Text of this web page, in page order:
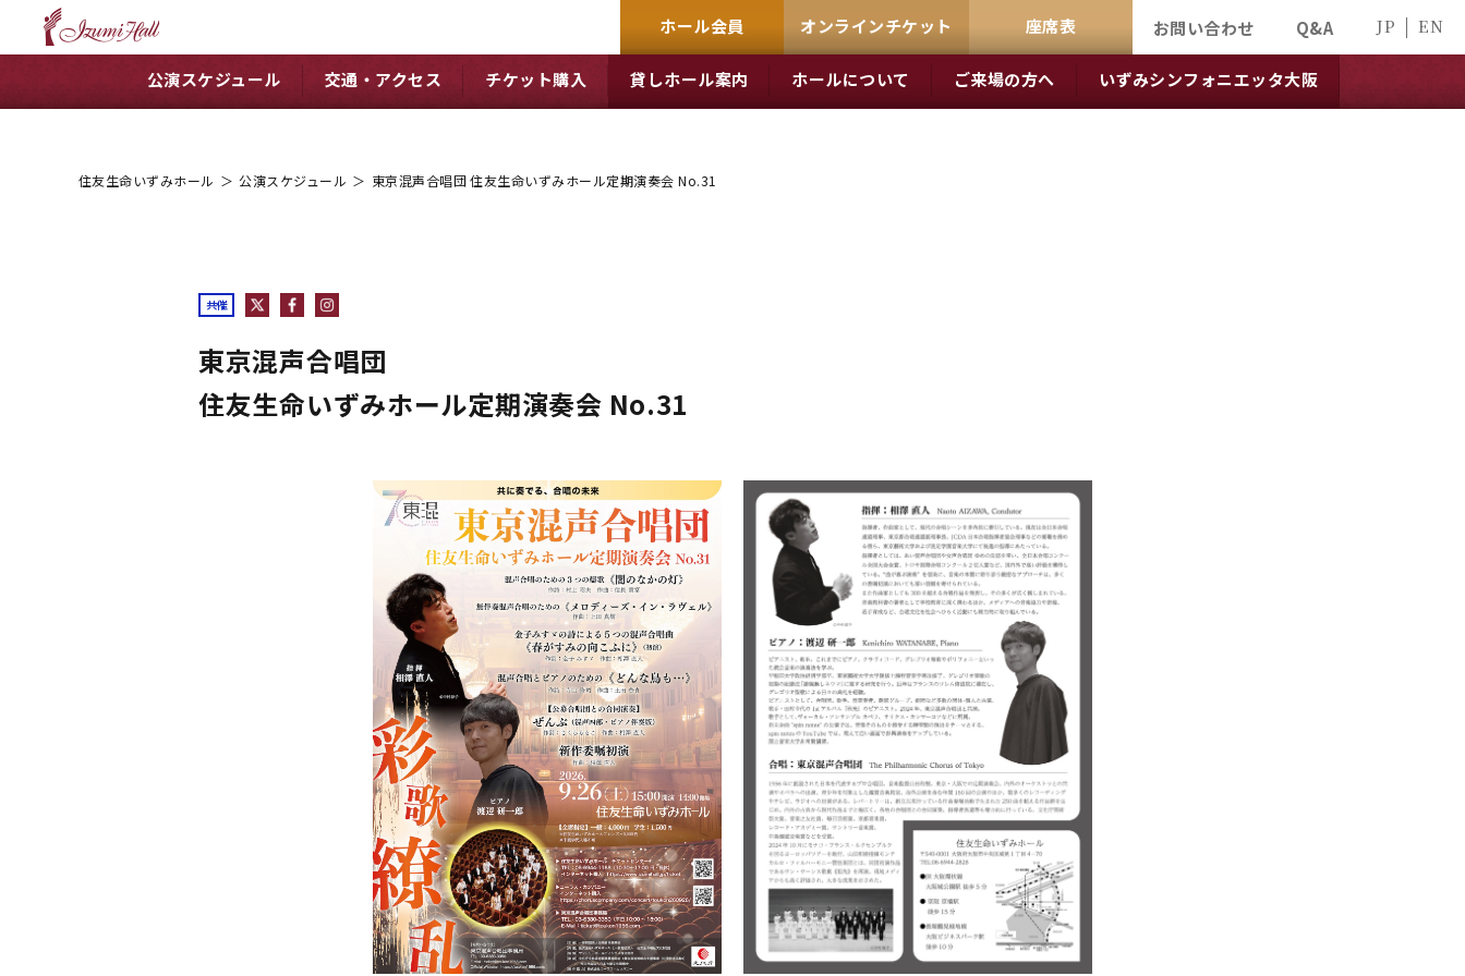
ホール会員 オンラインチケット 座席表 お問い合わせ Q&A JP EN
公演スケジュール 交通・アクセス チケット購入 貸しホール案内 ホールについて ご来場の方へ いずみシンフォニエッタ大阪
住友生命いずみホール ＞ 公演スケジュール ＞ 東京混声合唱団 住友生命いずみホール定期演奏会 No.31
共催
東京混声合唱団
住友生命いずみホール定期演奏会 No.31